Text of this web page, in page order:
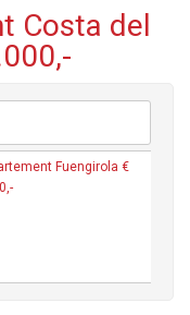
Costa del